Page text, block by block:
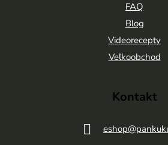
FAQ
Blog
Videorecepty
Veľkoobchod
Kontakt
eshop@